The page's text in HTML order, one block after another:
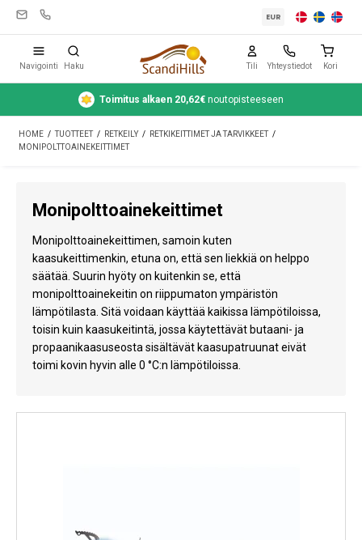
Leirintävarusteet
Teltat
Puhdistus ja hoito
Matkavarusteet
Auto ja peräkärry
Kaasu
Vesi
Sähkötarvikkeet
EUR
Navigointi Haku Tili Yhteystiedot Kori
Toimitus alkaen 20,62€ noutopisteeseen
HOME / TUOTTEET / RETKEILY / RETKIKEITTIMET JA TARVIKKEET /
MONIPOLTTOAINEKEITTIMET
Monipolttoainekeittimet
Monipolttoainekeittimen, samoin kuten
kaasukeittimenkin, etuna on, että sen liekkiä on helppo
säätää. Suurin hyöty on kuitenkin se, että
monipolttoainekeitin on riippumaton ympäristön
lämpötilasta. Sitä voidaan käyttää kaikissa lämpötiloissa,
toisin kuin kaasukeitintä, jossa käytettävät butaani- ja
propaanikaasuseosta sisältävät kaasupatruunat eivät
toimi kovin hyvin alle 0 °C:n lämpötiloissa.